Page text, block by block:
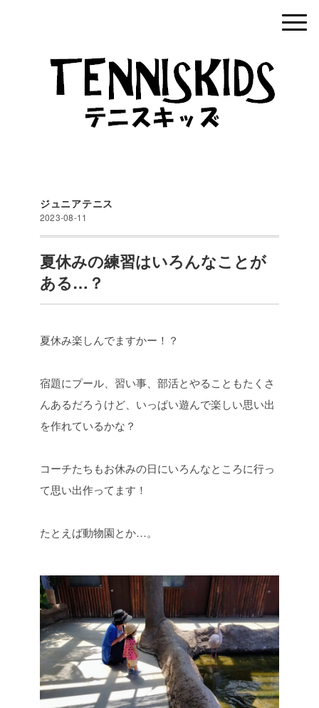
ジュニアテニス
2023-08-11
夏休みの練習はいろんなことが
ある…？
夏休み楽しんでますかー！？
宿題にプール、習い事、部活とやることもたくさ
んあるだろうけど、いっぱい遊んで楽しい思い出
を作れているかな？
コーチたちもお休みの日にいろんなところに行っ
て思い出作ってます！
たとえば動物園とか…。